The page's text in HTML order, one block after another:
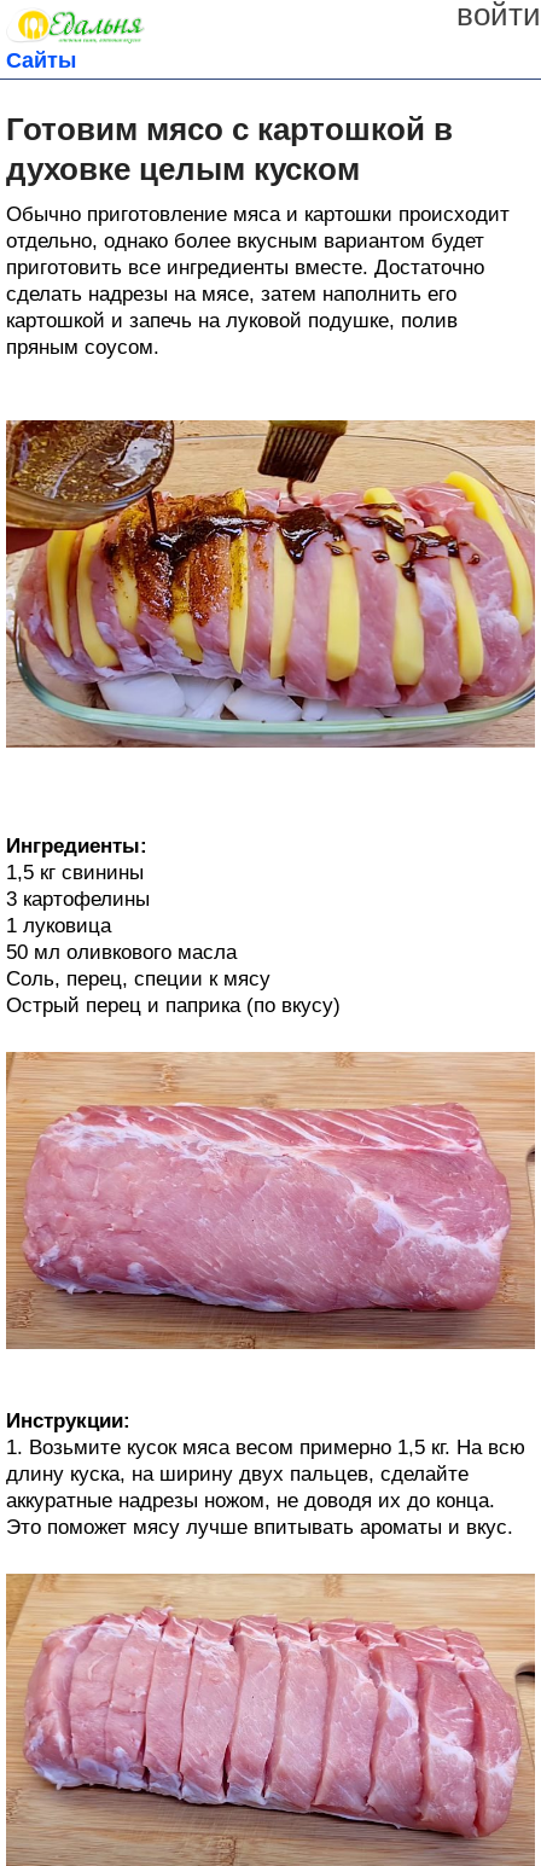
войти
Сайты
Готовим мясо с картошкой в
духовке целым куском
Обычно приготовление мяса и картошки происходит
отдельно, однако более вкусным вариантом будет
приготовить все ингредиенты вместе. Достаточно
сделать надрезы на мясе, затем наполнить его
картошкой и запечь на луковой подушке, полив
пряным соусом.
Ингредиенты:
1,5 кг свинины
3 картофелины
1 луковица
50 мл оливкового масла
Соль, перец, специи к мясу
Острый перец и паприка (по вкусу)
Инструкции:
1. Возьмите кусок мяса весом примерно 1,5 кг. На всю
длину куска, на ширину двух пальцев, сделайте
аккуратные надрезы ножом, не доводя их до конца.
Это поможет мясу лучше впитывать ароматы и вкус.